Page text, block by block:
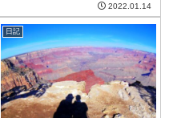
2022.01.14
日記